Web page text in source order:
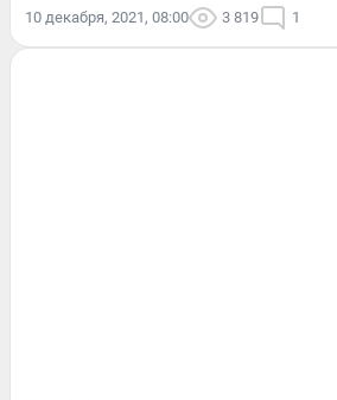
10 декабря, 2021, 08:00 3 819 1